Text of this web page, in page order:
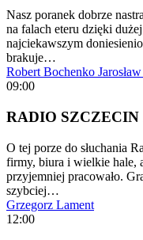
Nasz poranek dobrze
na falach eteru dzięki
najciekawszym
brakuje…
Robert Bochenko
09:00
RADIO
O tej porze do słuchania
firmy, biura i wielkie hale,
przyjemniej pracowało.
szybciej…
Grzegorz Lament
12:00